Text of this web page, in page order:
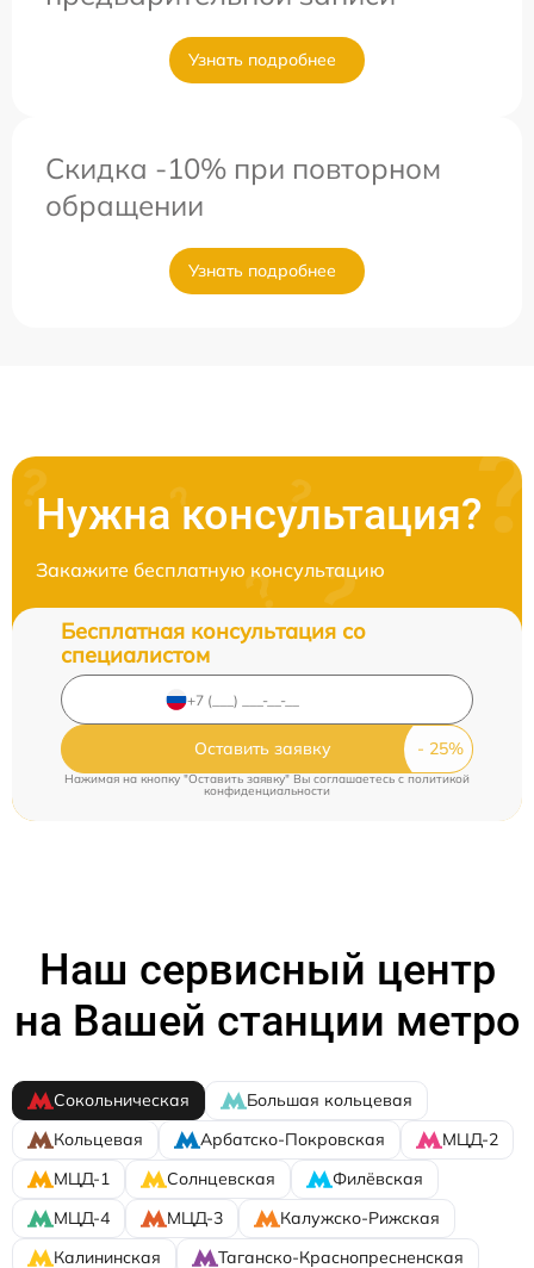
Узнать подробнее
Скидка -10% при повторном
обращении
Узнать подробнее
Нужна консультация?
Закажите бесплатную консультацию
Бесплатная консультация со
специалистом
Оставить заявку
Нажимая на кнопку "Оставить заявку" Вы соглашаетесь c политикой
конфиденциальности
Наш сервисный центр
на Вашей станции метро
Сокольническая
Большая кольцевая
Кольцевая
Арбатско-Покровская
МЦД-2
МЦД-1
Солнцевская
Филёвская
МЦД-4
МЦД-3
Калужско-Рижская
Калининская
Таганско-Краснопресненская